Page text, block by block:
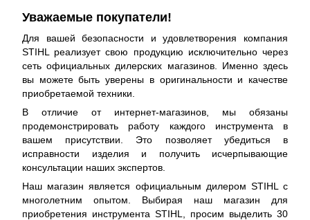
Уважаемые покупатели!
Для вашей безопасности и удовлетворения компания
STIHL реализует свою продукцию исключительно через
сеть официальных дилерских магазинов. Именно здесь
вы можете быть уверены в оригинальности и качестве
приобретаемой техники.
В отличие от интернет-магазинов, мы обязаны
продемонстрировать работу каждого инструмента в
вашем присутствии. Это позволяет убедиться в
исправности изделия и получить исчерпывающие
консультации наших экспертов.
Наш магазин является официальным дилером STIHL с
многолетним опытом. Выбирая наш магазин для
приобретения инструмента STIHL, просим выделить 30